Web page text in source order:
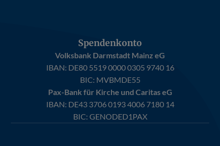
Spendenkonto
Volksbank Darmstadt Mainz eG
IBAN: DE80 5519 0000 0305 9740 16
BIC: MVBMDE55
Pax-Bank für Kirche und Caritas eG
IBAN: DE43 3706 0193 4006 7180 14
BIC: GENODED1PAX